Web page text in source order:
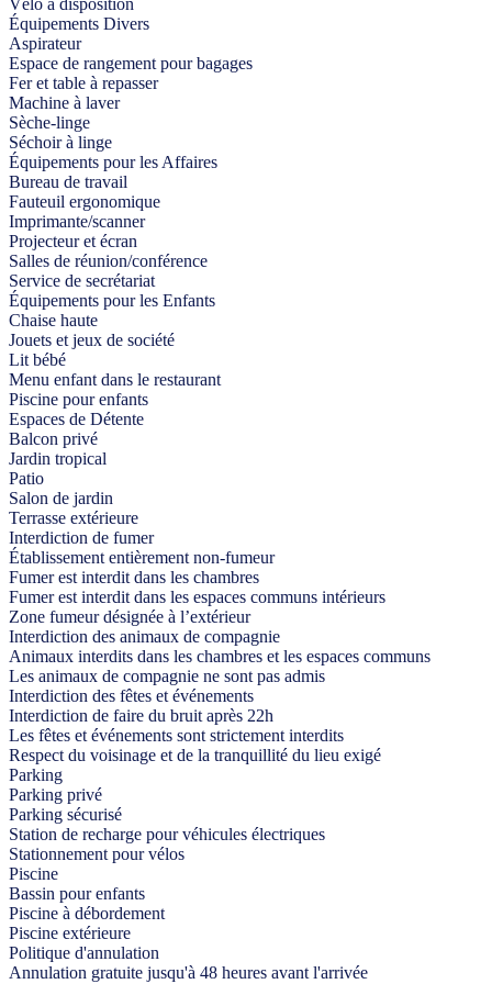
Vélo à disposition
Équipements Divers
Aspirateur
Espace de rangement pour bagages
Fer et table à repasser
Machine à laver
Sèche-linge
Séchoir à linge
Équipements pour les Affaires
Bureau de travail
Fauteuil ergonomique
Imprimante/scanner
Projecteur et écran
Salles de réunion/conférence
Service de secrétariat
Équipements pour les Enfants
Chaise haute
Jouets et jeux de société
Lit bébé
Menu enfant dans le restaurant
Piscine pour enfants
Espaces de Détente
Balcon privé
Jardin tropical
Patio
Salon de jardin
Terrasse extérieure
Interdiction de fumer
Établissement entièrement non-fumeur
Fumer est interdit dans les chambres
Fumer est interdit dans les espaces communs intérieurs
Zone fumeur désignée à l’extérieur
Interdiction des animaux de compagnie
Animaux interdits dans les chambres et les espaces communs
Les animaux de compagnie ne sont pas admis
Interdiction des fêtes et événements
Interdiction de faire du bruit après 22h
Les fêtes et événements sont strictement interdits
Respect du voisinage et de la tranquillité du lieu exigé
Parking
Parking privé
Parking sécurisé
Station de recharge pour véhicules électriques
Stationnement pour vélos
Piscine
Bassin pour enfants
Piscine à débordement
Piscine extérieure
Politique d'annulation
Annulation gratuite jusqu'à 48 heures avant l'arrivée